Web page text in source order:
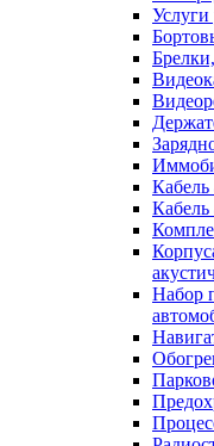
Услуги
Кабель
Набор